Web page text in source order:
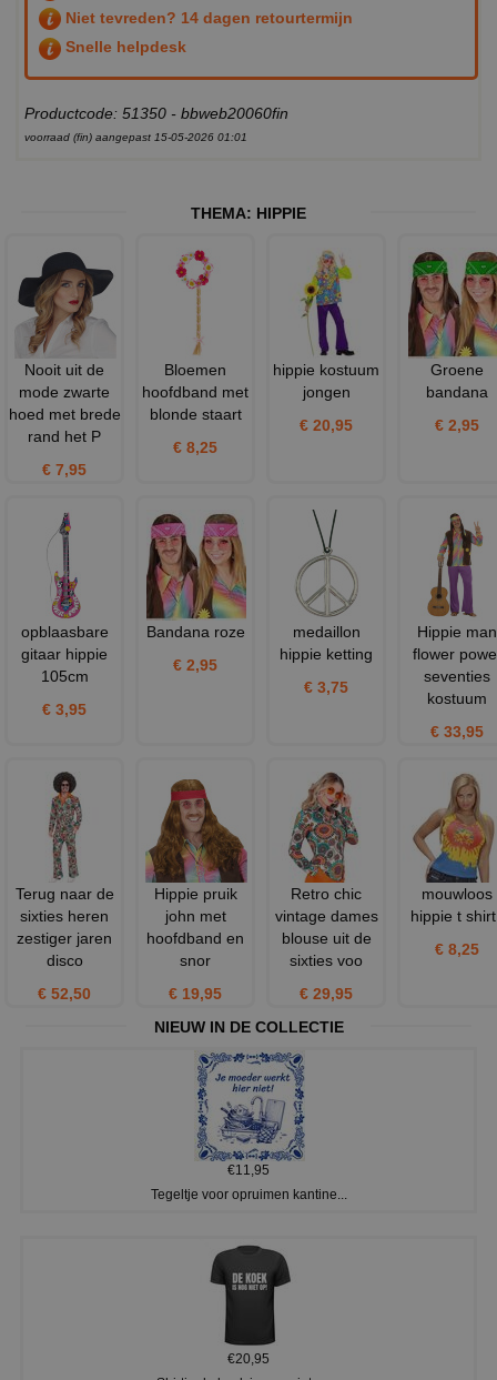
Niet tevreden? 14 dagen retourtermijn
Snelle helpdesk
Productcode: 51350 - bbweb20060fin
voorraad (fin) aangepast 15-05-2026 01:01
THEMA: HIPPIE
Nooit uit de
mode zwarte
hoed met brede
rand het P
€ 7,95
Bloemen
hoofdband met
blonde staart
€ 8,25
hippie kostuum
jongen
€ 20,95
Groene
bandana
€ 2,95
opblaasbare
gitaar hippie
105cm
€ 3,95
Bandana roze
€ 2,95
medaillon
hippie ketting
€ 3,75
Hippie man
flower
seventies
kostuum
€ 33,95
Terug naar de
sixties heren
zestiger jaren
disco
€ 52,50
Hippie pruik
john met
hoofdband en
snor
€ 19,95
Retro chic
vintage dames
blouse uit de
sixties voo
€ 29,95
mouwloos
hippie t
€ 8,25
NIEUW IN DE COLLECTIE
€11,95
Tegeltje voor opruimen kantine...
€20,95